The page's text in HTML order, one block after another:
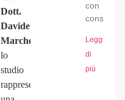
Dott.
Davide
Marchesin
lo
studio
rappresenta
con
Leggi
di
più